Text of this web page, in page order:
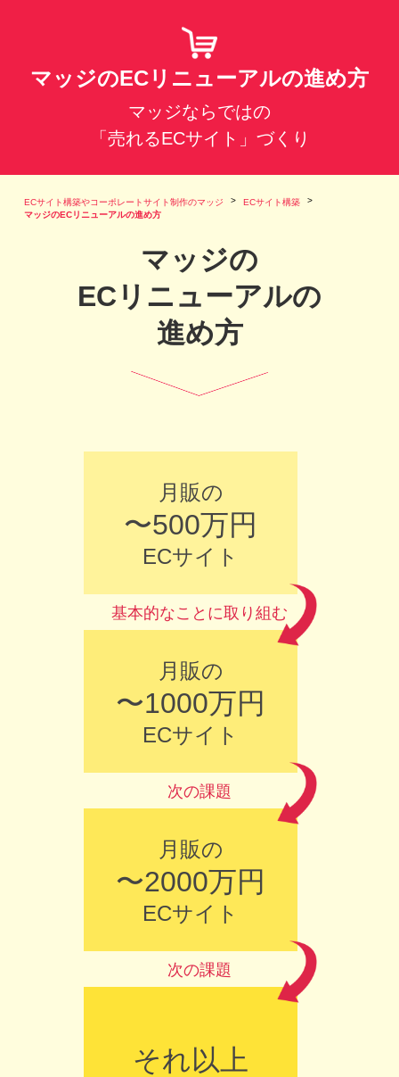
マッジのECリニューアルの進め方
マッジならではの
「売れるECサイト」づくり
ECサイト構築やコーポレートサイト制作のマッジ
ECサイト構築
マッジのECリニューアルの進め方
マッジの
ECリニューアルの
進め方
基本的なことに取り組む
次の課題
次の課題
月販の
〜500万円
ECサイト
月販の
〜1000万円
ECサイト
月販の
〜2000万円
ECサイト
それ以上